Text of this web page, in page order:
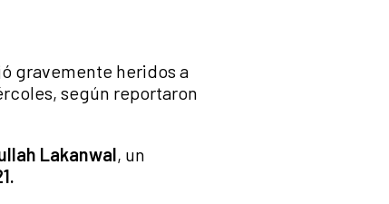
gravemente heridos a
según reportaron
Lakanwal, un